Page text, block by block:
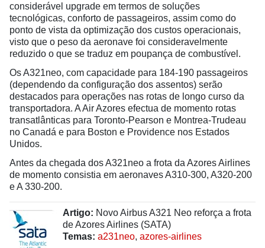
considerável upgrade em termos de soluções
tecnológicas, conforto de passageiros, assim como do
ponto de vista da optimização dos custos operacionais,
visto que o peso da aeronave foi consideravelmente
reduzido o que se traduz em poupança de combustível.
Os A321neo, com capacidade para 184-190 passageiros
(dependendo da configuração dos assentos) serão
destacados para operações nas rotas de longo curso da
transportadora. A Air Azores efectua de momento rotas
transatlânticas para Toronto-Pearson e Montrea-Trudeau
no Canadá e para Boston e Providence nos Estados
Unidos.
Antes da chegada dos A321neo a frota da Azores Airlines
de momento consistia em aeronaves A310-300, A320-200
e A 330-200.
Artigo: Novo Airbus A321 Neo reforça a frota
de Azores Airlines (SATA)
Temas: a231neo, azores-airlines